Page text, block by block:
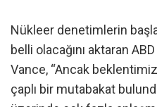
Nükleer denetimlerin
belli olacağını aktaran
Vance, “Ancak
çaplı bir mutabakat